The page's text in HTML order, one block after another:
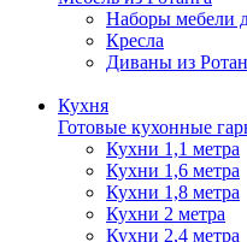
Наборы мебели
Кресла
Диваны из
Кухня
Готовые кухонные
Кухни 1,1 метра
Кухни 1,6 метра
Кухни 1,8 метра
Кухни 2 метра
Кухни 2,4 метра